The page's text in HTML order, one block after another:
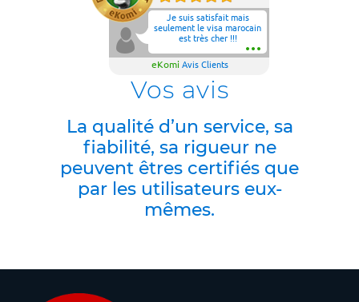
Je suis satisfait mais
seulement le visa marocain
est très cher !!!
eKomi Avis Clients
Vos avis
La qualité d’un service, sa
fiabilité, sa rigueur ne
peuvent êtres certifiés que
par les utilisateurs eux-
mêmes.